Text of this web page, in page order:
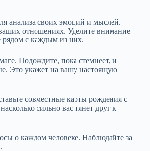
анализа своих эмоций и мыслей.
отношениях. Уделите внимание
рядом с каждым из них.
Подождите, пока стемнеет, и
Это укажет на вашу настоящую
совместные карты рождения с
сильно вас тянет друг к
о каждом человеке. Наблюдайте за